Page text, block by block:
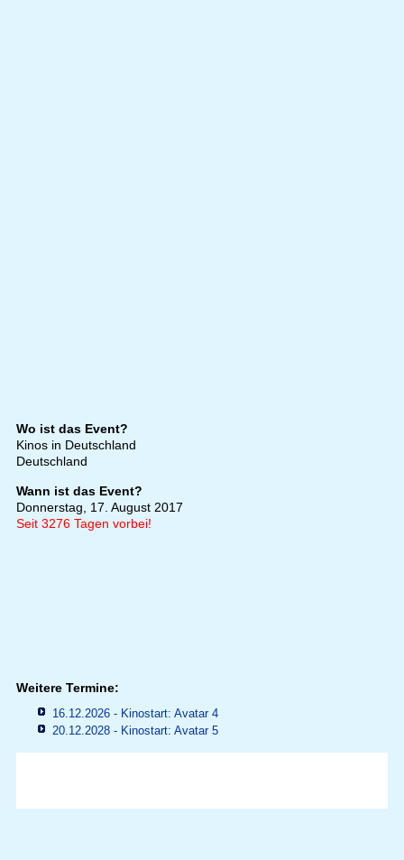
Wo ist das Event?
Kinos in Deutschland
Deutschland
Wann ist das Event?
Donnerstag, 17. August 2017
Seit 3276 Tagen vorbei!
Weitere Termine:
16.12.2026 - Kinostart: Avatar 4
20.12.2028 - Kinostart: Avatar 5